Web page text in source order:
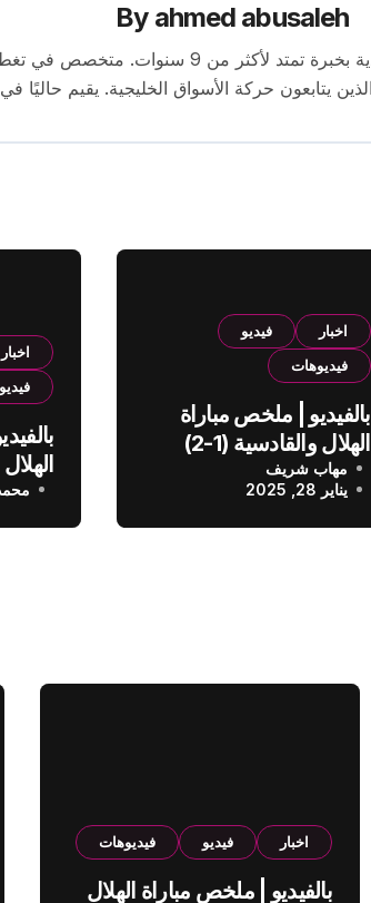
By ahmed abusaleh
محرر متخصص في الصحافة الاقتصادية بخبرة تمتد
يتابعون حركة الأسواق الخليجية. يقيم حاليًا
اخبار
فيديو
فيديوهات
بالفيديو | ملخص مباراة
الهلال والقادسية (1-2)
الدوري السعودي
مهاب شريف
يناير 28, 2025
اخبار
اخبار فيديو فيديوهات
بالفيديو | ملخص مباراة الهلال